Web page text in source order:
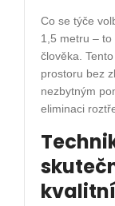
Co se týče
1,5 metru –
člověka.
prostoru bez
nezbytným
eliminaci